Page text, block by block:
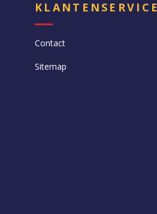
Contact
Sitemap